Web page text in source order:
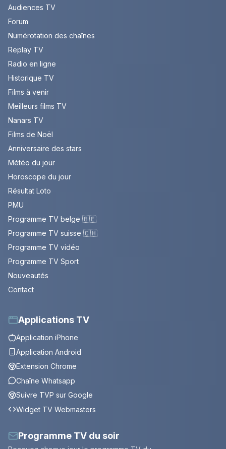
Audiences TV
Forum
Numérotation des chaînes
Replay TV
Radio en ligne
Historique TV
Films à venir
Meilleurs films TV
Nanars TV
Films de Noël
Anniversaire des stars
Météo du jour
Horoscope du jour
Résultat Loto
PMU
Programme TV belge 🇧🇪
Programme TV suisse 🇨🇭
Programme TV vidéo
Programme TV Sport
Nouveautés
Contact
Applications TV
Application iPhone
Application Android
Extension Chrome
Chaîne Whatsapp
Suivre TVP sur Google
Widget TV Webmasters
Programme TV du soir